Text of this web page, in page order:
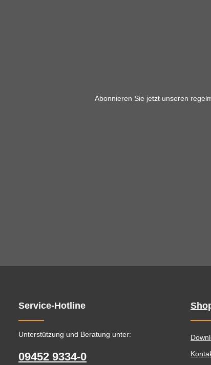
Abonnieren Sie jetzt unseren
Service-Hotline
Unterstützung und Beratung unter:
09452 9334-0